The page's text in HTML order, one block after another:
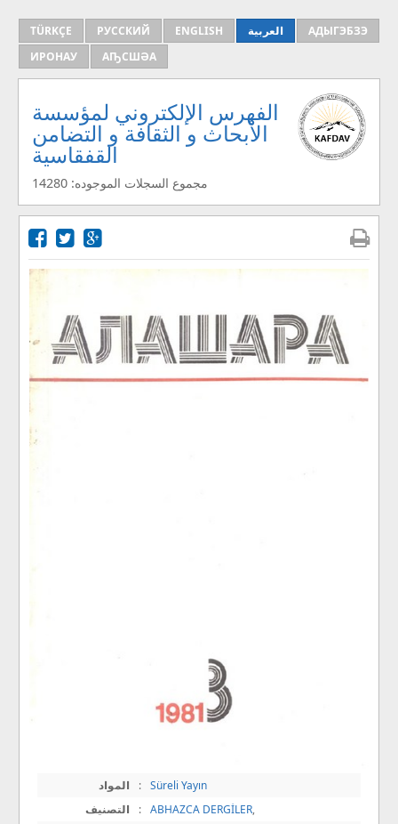
TÜRKÇE РУССКИЙ ENGLISH العربية
АДЫГЭБЗЭ
ИРОНАУ
АҦСШӘА
الفهرس الإلكتروني لمؤسسة
الأبحاث و الثقافة و التضامن
القفقاسية
مجموع السجلات الموجوده: 14280
المواد : Süreli Yayın
التصنيف
: ABHAZCA DERGİLER,